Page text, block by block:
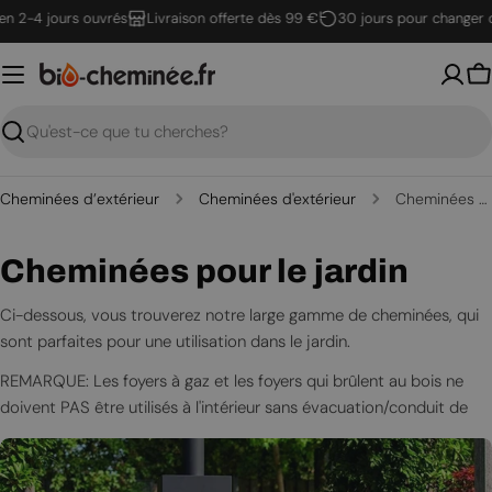
Passer
au
contenu
4 jours ouvrés Livraison offerte dès 99 € 30 jours pour changer
Recherche
Cheminées d’extérieur Cheminées d'extérieur Cheminées pour le jardin
C
o
l
l
c
Cheminées pour le jardin
Ci-dessous, vous trouverez notre large gamme de cheminées, qui
sont parfaites pour une utilisation dans le jardin.
REMARQUE: Les foyers à gaz et les foyers qui brûlent au bois ne
doivent PAS être utilisés à l'intérieur sans évacuation/conduit de
cheminée. Il n'est PAS possible de fixer des conduits d'évacuation
aux foyers sur cette page, et ils ne doivent donc PAS être utilisés à
l'intérieur.